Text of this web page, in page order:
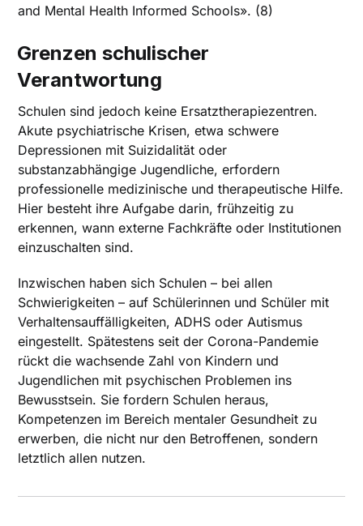
and Mental Health Informed Schools». (8)
Grenzen schulischer
Verantwortung
Schulen sind jedoch keine Ersatztherapiezentren.
Akute psychiatrische Krisen, etwa schwere
Depressionen mit Suizidalität oder
substanzabhängige Jugendliche, erfordern
professionelle medizinische und therapeutische Hilfe.
Hier besteht ihre Aufgabe darin, frühzeitig zu
erkennen, wann externe Fachkräfte oder Institutionen
einzuschalten sind.
Inzwischen haben sich Schulen – bei allen
Schwierigkeiten – auf Schülerinnen und Schüler mit
Verhaltensauffälligkeiten, ADHS oder Autismus
eingestellt. Spätestens seit der Corona-Pandemie
rückt die wachsende Zahl von Kindern und
Jugendlichen mit psychischen Problemen ins
Bewusstsein. Sie fordern Schulen heraus,
Kompetenzen im Bereich mentaler Gesundheit zu
erwerben, die nicht nur den Betroffenen, sondern
letztlich allen nutzen.